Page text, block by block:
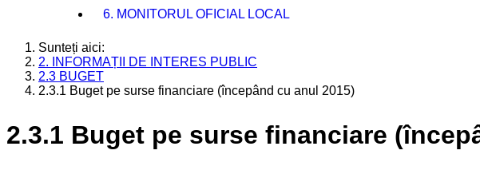
6. MONITORUL OFICIAL LOCAL
Sunteți aici:
2. INFORMAȚII DE INTERES PUBLIC
2.3 BUGET
2.3.1 Buget pe surse financiare (începând cu anul 2015)
2.3.1 Buget pe surse financiare